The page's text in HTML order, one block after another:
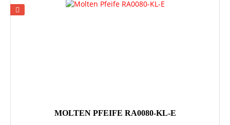
MOLTEN PFEIFE RA0080-KL-E